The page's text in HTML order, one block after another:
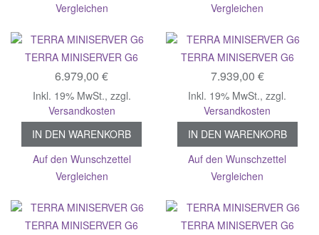
Vergleichen
Vergleichen
TERRA MINISERVER G6
6.979,00 €
Inkl. 19% MwSt., zzgl.
Versandkosten
IN DEN WARENKORB
Auf den Wunschzettel
Vergleichen
TERRA MINISERVER G6
7.939,00 €
Inkl. 19% MwSt.,zzgl.
Versandkosten
IN DEN WARENKORB
Auf den Wunschzettel
Vergleichen
TERRA MINISERVER G6 TERRA MINISERVER G6